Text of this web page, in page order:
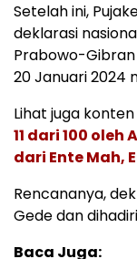
Setelah ini,
deklarasi
Prabowo-
20 Januari 2024
Lihat juga konten
11 dari 100
dari Ente Mah,
Rencananya,
Gede dan
Baca Juga: